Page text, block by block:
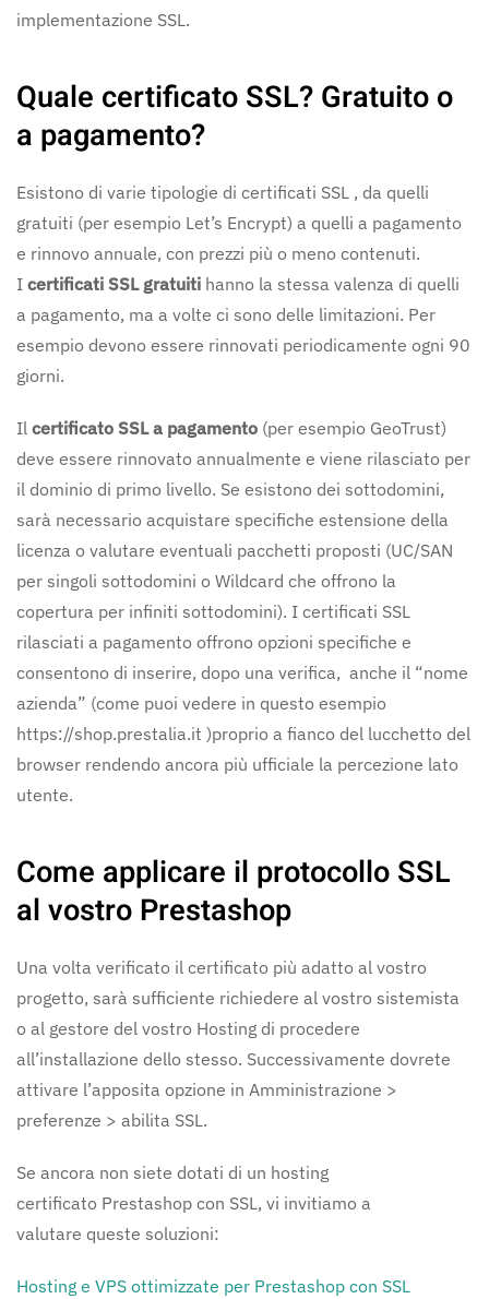
implementazione SSL.
Quale certificato SSL? Gratuito o
a pagamento?
Esistono di varie tipologie di certificati SSL , da quelli
gratuiti (per esempio Let’s Encrypt) a quelli a pagamento
e rinnovo annuale, con prezzi più o meno contenuti.
I certificati SSL gratuiti hanno la stessa valenza di quelli
a pagamento, ma a volte ci sono delle limitazioni. Per
esempio devono essere rinnovati periodicamente ogni 90
giorni.
Il certificato SSL a pagamento (per esempio GeoTrust)
deve essere rinnovato annualmente e viene rilasciato per
il dominio di primo livello. Se esistono dei sottodomini,
sarà necessario acquistare specifiche estensione della
licenza o valutare eventuali pacchetti proposti (UC/SAN
per singoli sottodomini o Wildcard che offrono la
copertura per infiniti sottodomini). I certificati SSL
rilasciati a pagamento offrono opzioni specifiche e
consentono di inserire, dopo una verifica, anche il “nome
azienda” (come puoi vedere in questo esempio
https://shop.prestalia.it )proprio a fianco del lucchetto del
browser rendendo ancora più ufficiale la percezione lato
utente.
Come applicare il protocollo SSL
al vostro Prestashop
Una volta verificato il certificato più adatto al vostro
progetto, sarà sufficiente richiedere al vostro sistemista
o al gestore del vostro Hosting di procedere
all’installazione dello stesso. Successivamente dovrete
attivare l’apposita opzione in Amministrazione >
preferenze > abilita SSL.
Se ancora non siete dotati di un hosting
certificato Prestashop con SSL, vi invitiamo a
valutare queste soluzioni:
Hosting e VPS ottimizzate per Prestashop con SSL